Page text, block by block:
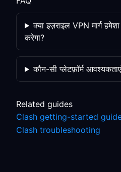
क्या इज़राइल VPN मार्ग
करेगा?
कौन-सी प्लेटफ़ॉर्म
Related guides
Clash getting-started
Clash troubleshooting